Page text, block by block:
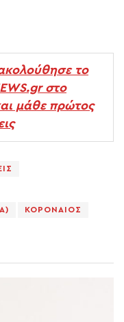
το
στο
μάθε πρώτος
ΚΟΡΟΝΑΙΟΣ